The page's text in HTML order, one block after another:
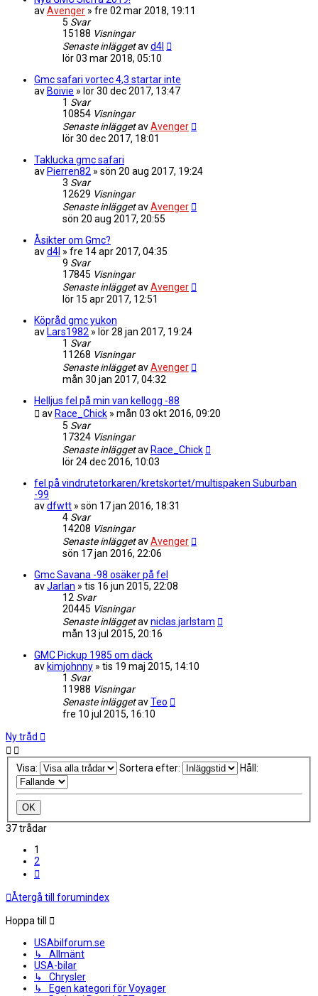
avAvenger » fre 02 mar 2018, 19:11
5 Svar
15188 Visningar
Senaste inläggetavd4l
lör 03 mar 2018, 05:10
Gmc safari vortec 4,3 startar inte
av Boivie » lör 30 dec 2017, 13:47
1 Svar
10854 Visningar
Senaste inläggetavAvenger
lör 30 dec 2017, 18:01
Taklucka gmc safari
av Pierren82 » sön 20 aug 2017, 19:24
3 Svar
12629 Visningar
Senaste inläggetavAvenger
sön 20 aug 2017, 20:55
Åsikter om Gmc?
avd4l » fre 14 apr 2017, 04:35
9 Svar
17845 Visningar
Senaste inläggetavAvenger
lör 15 apr 2017, 12:51
Köpråd gmc yukon
av Lars1982 » lör 28 jan 2017, 19:24
1 Svar
11268 Visningar
Senaste inläggetavAvenger
mån 30 jan 2017, 04:32
Helljus fel på min van kellogg -88
av Race_Chick » mån 03 okt 2016, 09:20
5 Svar
17324 Visningar
Senaste inläggetav Race_Chick
lör 24 dec 2016, 10:03
fel på vindrutetorkaren/kretskortet/multispaken Suburban
-99
avdfwtt » sön 17 jan 2016, 18:31
4 Svar
14208 Visningar
Senaste inläggetavAvenger
sön 17 jan 2016, 22:06
Gmc Savana -98 osäker på fel
avJarlan » tis 16 jun 2015, 22:08
12 Svar
20445 Visningar
Senaste inläggetavniclas.jarlstam
mån 13 jul 2015, 20:16
GMC Pickup 1985 om däck
av kimjohnny » tis 19 maj 2015, 14:10
1 Svar
11988 Visningar
Senaste inläggetavTeo
fre 10 jul 2015, 16:10
Ny tråd
Visa: Sortera efter: Håll:
37 trådar
1
2
Återgå till forumindex
Hoppa till
USAbilforum.se
↳ Allmänt
USA-bilar
↳ Chrysler
↳ Egen kategori för Voyager